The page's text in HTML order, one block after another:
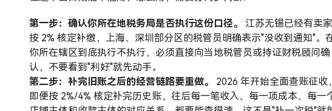
第一步：确认你所在地税务局是否执行这份口径。
江苏无锡已经有卖家
按 2% 核定补缴，上海、深圳部分区的税管员明确表示"没收到通知"。
你所在辖区到底执行不执行，必须直接向当地税管员或持证财税顾问确
认，不要看到"利好"就先动手。
第二步：补完旧账之后的经营链路要重做。
2026 年开始全面查账征收，
即便按 2%/4% 核定补完历史账，往后每一笔收入、每一项成本、每一